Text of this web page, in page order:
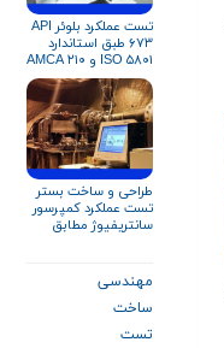
تست عملکرد بلوئر API
۶۷۳ طبق استاندارد
ISO ۵۸۰۱ و AMCA ۲۱۰
طراحی و ساخت بستر
تست عملکرد کمپرسور
سانتریفیوژ مطابق
مهندسی
ساخت
تست